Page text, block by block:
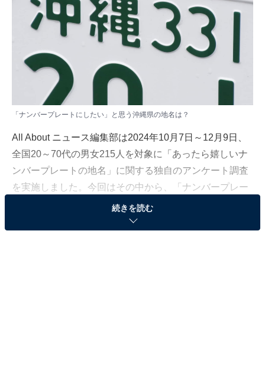
「ナンバープレートにしたい」と思う沖縄県の地名は？
All About ニュース編集部は2024年10月7日～12月9日、
全国20～70代の男女215人を対象に「あったら嬉しいナ
ンバープレートの地名」に関する独自のアンケート調査
を実施しました。今回はその中から、「ナンバープレー
トにしたい」と思う沖縄県の地名を紹介します！
続きを読む